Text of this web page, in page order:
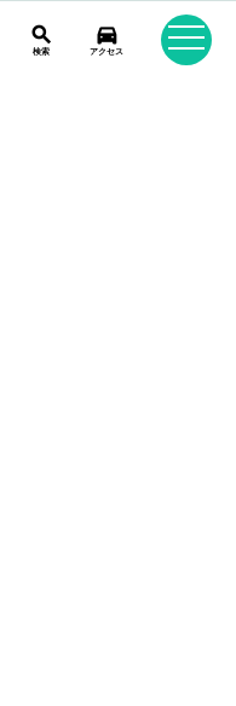
search
検索
directions_car
アクセス